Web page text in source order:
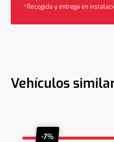
*Recogida y entrega en
Vehículos
-7%